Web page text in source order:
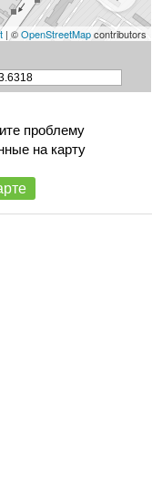
| ©OpenStreetMapcontributors
проблему
на карту